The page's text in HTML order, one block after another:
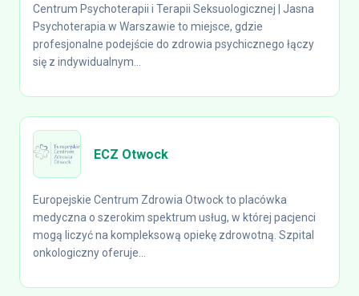
Centrum Psychoterapii i Terapii Seksuologicznej | Jasna
Psychoterapia w Warszawie to miejsce, gdzie
profesjonalne podejście do zdrowia psychicznego łączy
się z indywidualnym...
ECZ Otwock
Europejskie Centrum Zdrowia Otwock to placówka
medyczna o szerokim spektrum usług, w której pacjenci
mogą liczyć na kompleksową opiekę zdrowotną. Szpital
onkologiczny oferuje...